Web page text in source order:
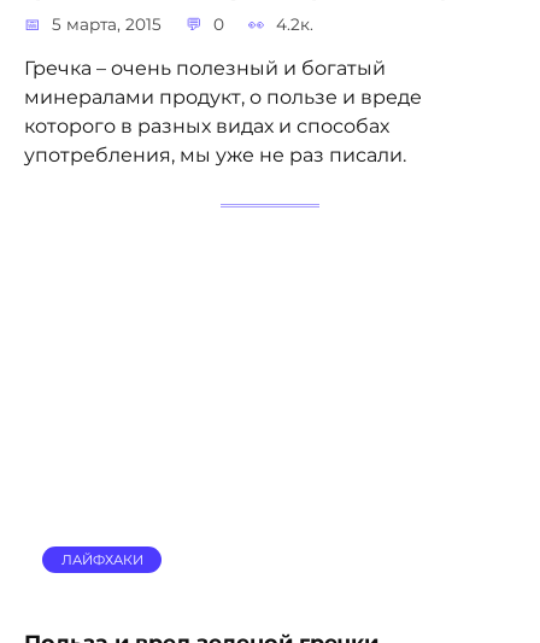
5 марта, 2015 0 4.2к.
Гречка – очень полезный и богатый
минералами продукт, о пользе и вреде
которого в разных видах и способах
употребления, мы уже не раз писали.
ЛАЙФХАКИ